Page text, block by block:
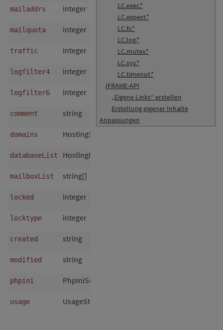
LC.exec.*
LC.expect.*
LC.fs.*
LC.log.*
LC.mutex.*
LC.sys.*
LC.timeout.*
IFRAME-API
„Eigene Links“ erstellen
Erstellung eigener Inhalte
Anpassungen
mailaddrs integer
mailquota integer
traffic integer
logfilter4 integer
logfilter6 integer
comment string ja
domains HostingSubscriptionDomain[]
databaseList HostingDatabase[]
mailboxList string[]
locked integer
locktype integer
created string
modified string
phpini PhpIniSetting[]
usage UsageStats